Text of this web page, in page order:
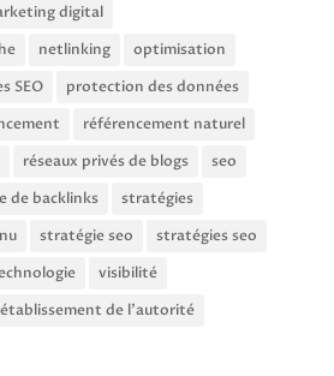
digital
netlinking
optimisation
SEO
protection des données
référencement naturel
réseaux privés de blogs
seo
de backlinks
stratégies
stratégie seo
stratégies seo
visibilité
établissement de l'autorité